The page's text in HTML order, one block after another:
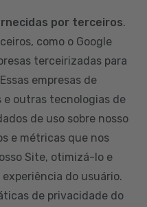
por terceiros.
como o Google
terceirizadas para
empresas de
e outras tecnologias de
de uso sobre nosso
e métricas que nos
Site, otimizá-lo e
do usuário.
de privacidade do